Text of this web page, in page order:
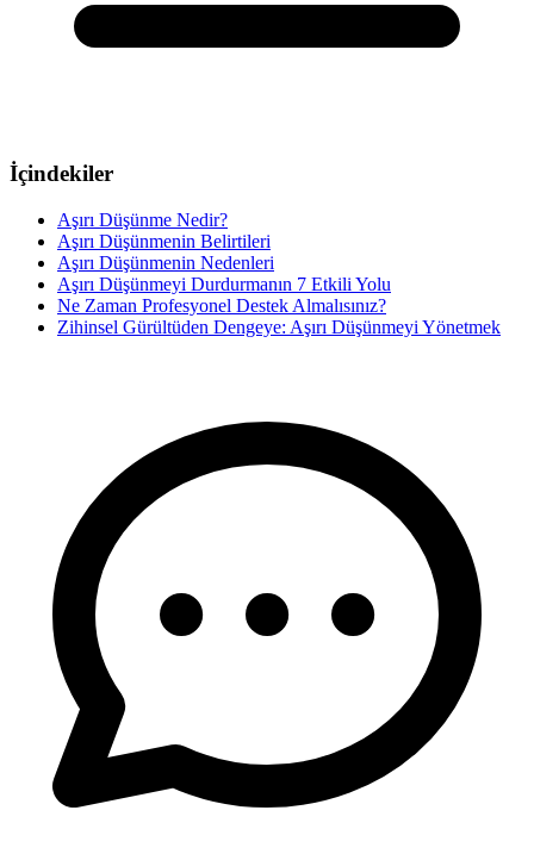
İçindekiler
Aşırı Düşünme Nedir?
Aşırı Düşünmenin Belirtileri
Aşırı Düşünmenin Nedenleri
Aşırı Düşünmeyi Durdurmanın 7 Etkili Yolu
Ne Zaman Profesyonel Destek Almalısınız?
Zihinsel Gürültüden Dengeye: Aşırı Düşünmeyi Yönetmek